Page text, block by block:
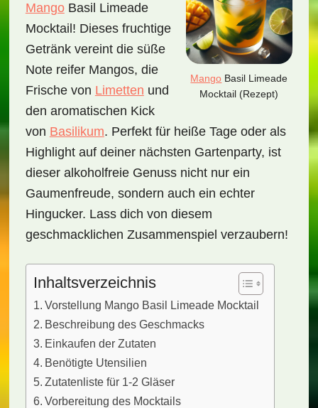
Mango Basil Limeade
Mocktail (Rezept)
MangoBasil Limeade
Mocktail! Dieses fruchtige
Getränk vereint die süße
Note reifer Mangos, die
Frische von Limetten und
den aromatischen Kick
von Basilikum. Perfekt für heiße Tage oder als
Highlight auf deiner nächsten Gartenparty, ist
dieser alkoholfreie Genuss nicht nur ein
Gaumenfreude, sondern auch ein echter
Hingucker. Lass dich von diesem
geschmacklichen Zusammenspiel verzaubern!
Inhaltsverzeichnis
Vorstellung Mango Basil Limeade Mocktail
Beschreibung des Geschmacks
Einkaufen der Zutaten
Benötigte Utensilien
Zutatenliste für 1-2 Gläser
Vorbereitung des Mocktails